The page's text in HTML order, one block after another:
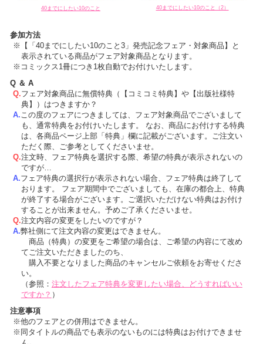
40までにしたい10のこと 40までにしたい10のこと（2）
参加方法
【「40までにしたい10のこと3」発売記念フェア・対象商品】と
表示されている商品がフェア対象商品となります。
コミックス1冊につき1枚自動でお付けいたします。
Q ＆ A
フェア対象商品に無償特典（【コミコミ特典】や【出版社様特
典】）はつきますか？
この度のフェアにつきましては、フェア対象商品でございまして
も、通常特典をお付けいたします。 なお、商品にお付けする特典
は、各商品ページ上部「特典」欄に記載がございます。ご注文い
ただく際、ご参考としてくださいませ。
注文時、フェア特典を選択する際、希望の特典が表示されないの
ですが…
フェア特典の選択行が表示されない場合、フェア特典は終了して
おります。 フェア期間中でございましても、在庫の都合上、特典
が終了する場合がございます。ご選択いただけない特典はお付け
することが出来ません。予めご了承くださいませ。
注文内容の変更をしたいのですが？
弊社側にて注文内容の変更はできません。
商品（特典）の変更をご希望の場合は、ご希望の内容にて改め
てご注文いただきましたのち、
購入不要となりました商品のキャンセルご依頼をお寄せくださ
い。
（参照： 注文したフェア特典を変更したい場合、どうすればいい
ですか？ ）
注意事項
他のフェアとの併用はできません。
同タイトルの商品でも表示のないものには特典はお付けできませ